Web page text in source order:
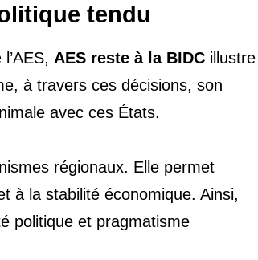
tendu
AES reste à la BIDC illustre
à travers ces décisions, son
avec ces États.
régionaux. Elle permet
à la stabilité économique. Ainsi,
politique et pragmatisme